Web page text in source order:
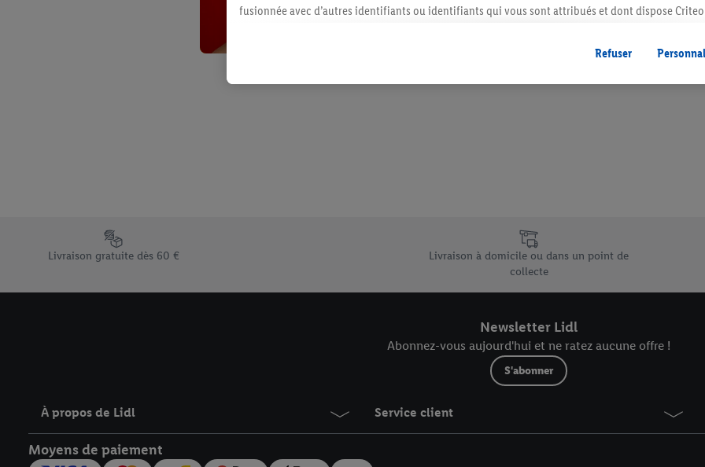
S'abonner
Élément du pied de page avec les différents arguments de vente uniques de Lidl.be
Livraison gratuite dès 60 €
Livraison à domicile ou dans un point de
collecte
Newsletter Lidl
Abonnez-vous aujourd'hui et ne ratez aucune offre !
S'abonner
À propos de Lidl Service client
Moyens de paiement
fusionnée avec d’autres identifiants ou identifiants qui vous sont attribués et dont dispose Criteo
vous avez montré de l’intérêt (par exemple en plaçant le produit dans un panier d’un webshop
l’achat) peuvent également être affichées sur plusieurs apppareils et plusieurs services de Lidl si
plusieurs services de Lidl peuvent vous être attribués en utilisant votre adresse e-mail hachée et,
Refuser